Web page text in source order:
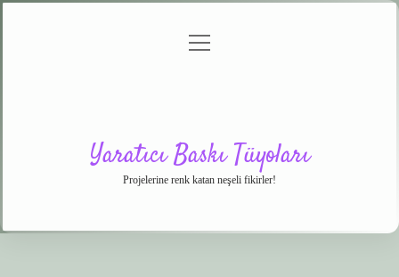
menüyü
Yaratıcı Baskı Tüyoları
Projelerine renk katan neşeli fikirler!